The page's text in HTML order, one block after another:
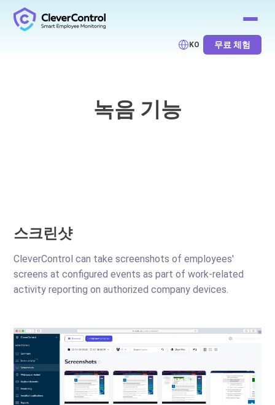
KO 무료 체험
녹음 기능
스크린샷
CleverControl can take screenshots of employees'
screens at configured events as part of work-related
activity reporting on authorized company devices.